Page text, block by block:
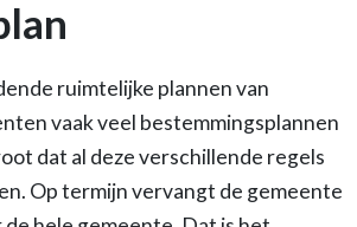
ruimtelijke plannen van
vaak veel bestemmingsplannen
dat al deze verschillende regels
Op termijn vervangt de gemeente